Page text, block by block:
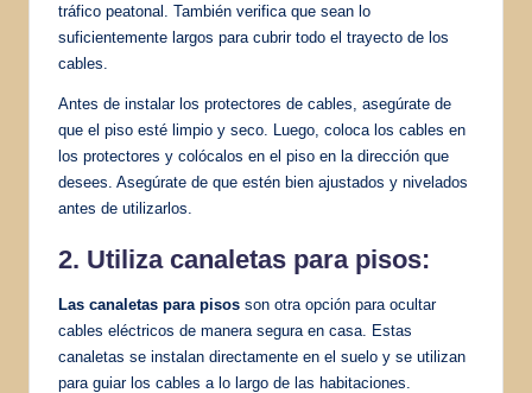
tráfico peatonal. También verifica que sean lo
suficientemente largos para cubrir todo el trayecto de los
cables.
Antes de instalar los protectores de cables, asegúrate de
que el piso esté limpio y seco. Luego, coloca los cables en
los protectores y colócalos en el piso en la dirección que
desees. Asegúrate de que estén bien ajustados y nivelados
antes de utilizarlos.
2. Utiliza canaletas para pisos:
Las canaletas para pisos son otra opción para ocultar
cables eléctricos de manera segura en casa. Estas
canaletas se instalan directamente en el suelo y se utilizan
para guiar los cables a lo largo de las habitaciones.